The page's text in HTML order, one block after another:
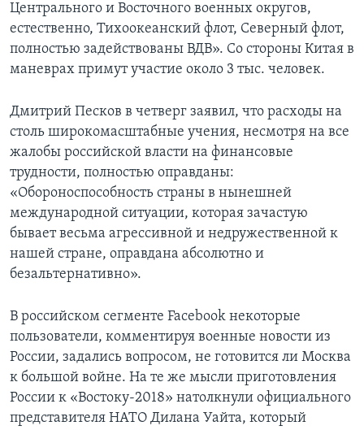
Центрального и Восточного военных округов,
естественно, Тихоокеанский флот, Северный флот,
полностью задействованы ВДВ». Со стороны Китая в
маневрах примут участие около 3 тыс. человек.
Дмитрий Песков в четверг заявил, что расходы на
столь широкомасштабные учения, несмотря на все
жалобы российской власти на финансовые
трудности, полностью оправданы:
«Обороноспособность страны в нынешней
международной ситуации, которая зачастую
бывает весьма агрессивной и недружественной к
нашей стране, оправдана абсолютно и
безальтернативно».
В российском сегменте Facebook некоторые
пользователи, комментируя военные новости из
России, задались вопросом, не готовится ли Москва
к большой войне. На те же мысли приготовления
России к «Востоку-2018» натолкнули официального
представителя НАТО Дилана Уайта, который